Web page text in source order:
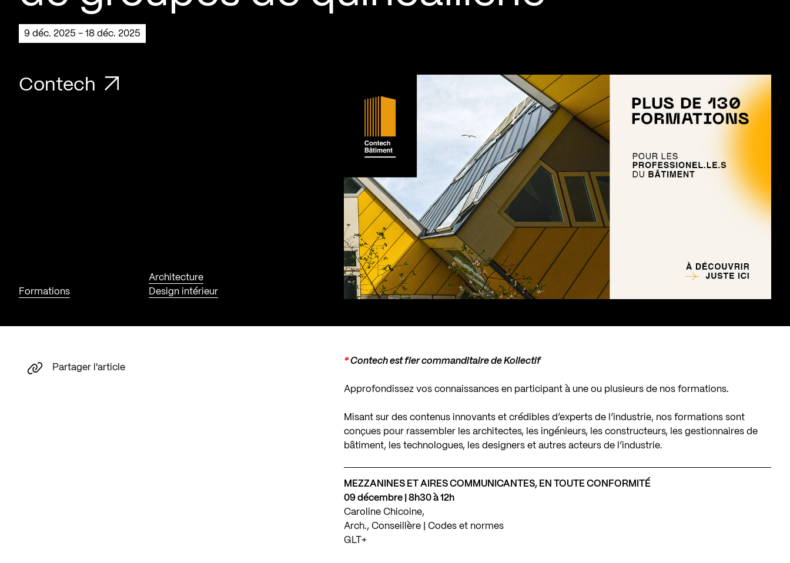
9 déc. 2025 - 18 déc. 2025
Contech
Formations
Architecture
Design intérieur
*Contech est fier commanditaire de Kollectif
Approfondissez vos connaissances en participant à une ou plusieurs de nos formations.
Misant sur des contenus innovants et crédibles d’experts de l’industrie, nos formations sont
conçues pour rassembler les architectes, les ingénieurs, les constructeurs, les gestionnaires de
bâtiment, les technologues, les designers et autres acteurs de l’industrie.
MEZZANINES ET AIRES COMMUNICANTES, EN TOUTE CONFORMITÉ
09 décembre | 8h30 à 12h
Caroline Chicoine,
Arch., Conseillère | Codes et normes
GLT+
Partager l'article